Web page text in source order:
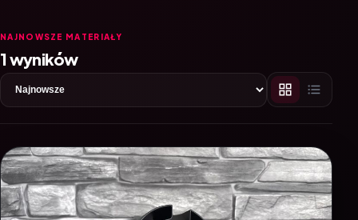
NAJNOWSZE MATERIAŁY
1 wyników